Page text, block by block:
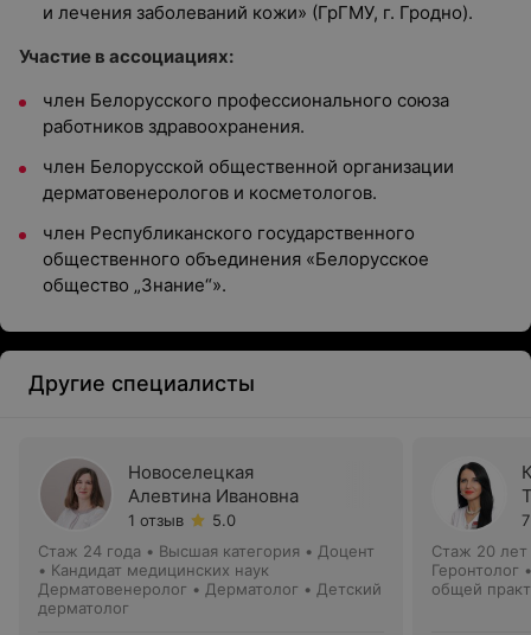
и лечения заболеваний кожи» (ГрГМУ, г. Гродно).
Участие в ассоциациях:
член Белорусского профессионального союза
работников здравоохранения.
член Белорусской общественной организации
дерматовенерологов и косметологов.
член Республиканского государственного
общественного объединения «Белорусское
общество „Знание“».
Другие специалисты
Новоселецкая
Алевтина Ивановна
1 отзыв
5.0
Стаж 24 года • Высшая категория • Доцент
• Кандидат медицинских наук
Дерматовенеролог • Дерматолог • Детский
дерматолог
Стаж 20 лет
Геронтолог
общей